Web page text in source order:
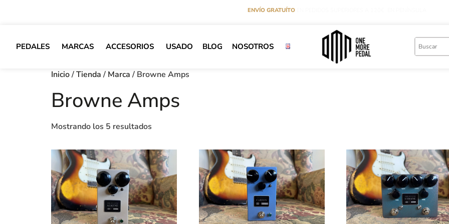
ENVÍO GRATUÍTOEN PEDIDOS SUPERIORES A 120€ EN PENÍNSULA
PEDALES MARCAS ACCESORIOS USADO BLOG NOSOTROS
Inicio/Tienda/ Marca/ Browne Amps
Browne Amps
Mostrando los 5 resultados